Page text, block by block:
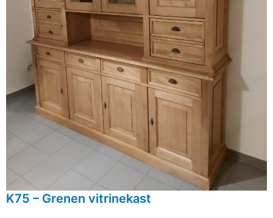
K75 – Grenen vitrinekast